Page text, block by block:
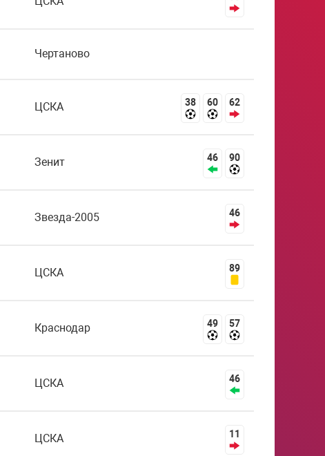
Чертаново
ЦСКА 38 60 62
Зенит 46 90
Звезда-2005 46
ЦСКА 89
Краснодар 49 57
ЦСКА 46
ЦСКА 11